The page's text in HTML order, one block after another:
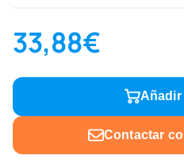
33,88€
Añadir
Contactar